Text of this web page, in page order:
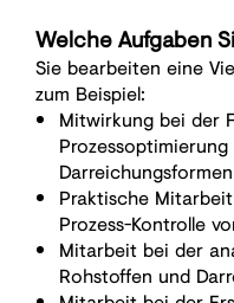
Welche Aufgaben
Sie bearbeiten eine
zum Beispiel:
Mitwirkung bei der
Darreichungsformen
Praktische
Prozess-Kontrolle
Mitarbeit bei der
Rohstoffen und